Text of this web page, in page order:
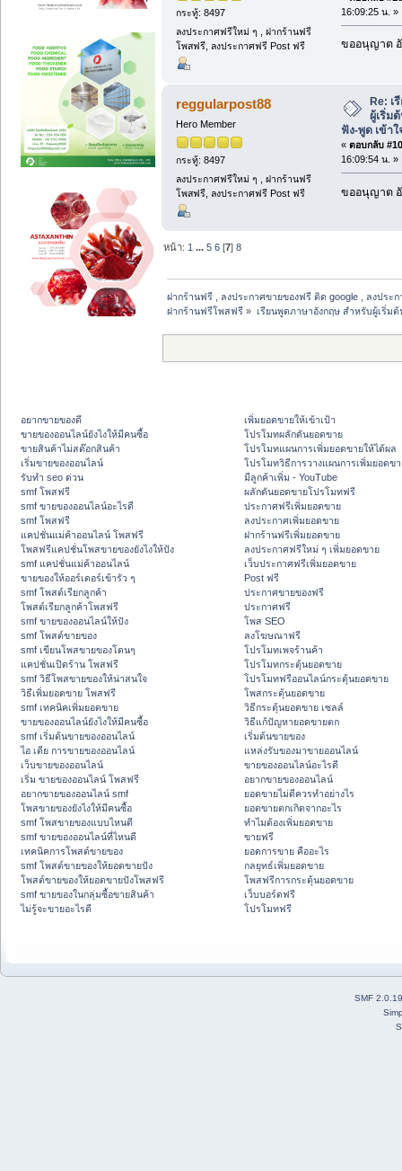
กระทู้: 8497
ลงประกาศฟรีใหม่ ๆ , ฝากร้านฟรี
โพสฟรี, ลงประกาศฟรี Post ฟรี
16:09:25 น. »
ขออนุญาต
reggularpost88
Hero Member
กระทู้: 8497
ลงประกาศฟรีใหม่ ๆ , ฝากร้านฟรี
โพสฟรี, ลงประกาศฟรี Post ฟรี
Re: เ
ผู้เริ่ม
ฟัง-พูด เข้าใ
« ตอบกลับ
16:09:54 น. »
ขออนุญาต
หน้า: 1 ...5 6 [7]8
ฝากร้านฟรี , ลงประกาศขายของฟรี ติด google , ลงประ
ฝากร้านฟรีโพสฟรี » เรียนพูดภาษาอังกฤษ สำหรับผู้เริ่ม
อยากขายของดี
ขายของออนไลน์ยังไงให้มีคนซื้อ
ขายสินค้าไม่สต๊อกสินค้า
เริ่มขายของออนไลน์
รับทำ seo ด่วน
smf โพสฟรี
smf ขายของออนไลน์อะไรดี
smf โพสฟรี
แคปชั่นแม่ค้าออนไลน์ โพสฟรี
โพสฟรีแคปชั่นโพสขายของยังไงให้ปัง
smf แคปชั่นแม่ค้าออนไลน์
ขายของให้ออร์เดอร์เข้ารัว ๆ
smf โพสต์เรียกลูกค้า
โพสต์เรียกลูกค้าโพสฟรี
smf ขายของออนไลน์ให้ปัง
smf โพสต์ขายของ
smf เขียนโพสขายของโดนๆ
แคปชั่นเปิดร้าน โพสฟรี
smf วิธีโพสขายของให้น่าสนใจ
วิธีเพิ่มยอดขาย โพสฟรี
smf เทคนิคเพิ่มยอดขาย
ขายของออนไลน์ยังไงให้มีคนซื้อ
smf เริ่มต้นขายของออนไลน์
ไอ เดีย การขายของออนไลน์
เว็บขายของออนไลน์
เริ่ม ขายของออนไลน์ โพสฟรี
อยากขายของออนไลน์ smf
โพสขายของยังไงให้มีคนซื้อ
smf โพสขายของแบบไหนดี
smf ขายของออนไลน์ที่ไหนดี
เทคนิคการโพสต์ขายของ
smf โพสต์ขายของให้ยอดขายปัง
โพสต์ขายของให้ยอดขายปังโพสฟรี
smf ขายของในกลุ่มซื้อขายสินค้า
ไม่รู้จะขายอะไรดี
เพิ่มยอดขายให้เข้าเป้า
โปรโมทผลักดันยอดขาย
โปรโมทแผนการเพิ่มยอดขายให้ได้ผล
โปรโมทวิธีการวางแผนการเพิ่มยอดข
มีลูกค้าเพิ่ม - YouTube
ผลักดันยอดขายโปรโมทฟรี
ประกาศฟรีเพิ่มยอดขาย
ลงประกาศเพิ่มยอดขาย
ฝากร้านฟรีเพิ่มยอดขาย
ลงประกาศฟรีใหม่ ๆ เพิ่มยอดขาย
เว็บประกาศฟรีเพิ่มยอดขาย
Post ฟรี
ประกาศขายของฟรี
ประกาศฟรี
โพส SEO
ลงโฆษณาฟรี
โปรโมทเพจร้านค้า
โปรโมทกระตุ้นยอดขาย
โปรโมทฟรีออนไลน์กระตุ้นยอดขาย
โพสกระตุ้นยอดขาย
วิธีกระตุ้นยอดขาย เซลล์
วิธีแก้ปัญหายอดขายตก
เริ่มต้นขายของ
แหล่งรับของมาขายออนไลน์
ขายของออนไลน์อะไรดี
อยากขายของออนไลน์
ยอดขายไม่ดีควรทำอย่างไร
ยอดขายตกเกิดจากอะไร
ทำไมต้องเพิ่มยอดขาย
ขายฟรี
ยอดการขาย คืออะไร
กลยุทธ์เพิ่มยอดขาย
โพสฟรีการกระตุ้นยอดขาย
เว็บบอร์ดฟรี
โปรโมทฟรี
SMF 2.0.19